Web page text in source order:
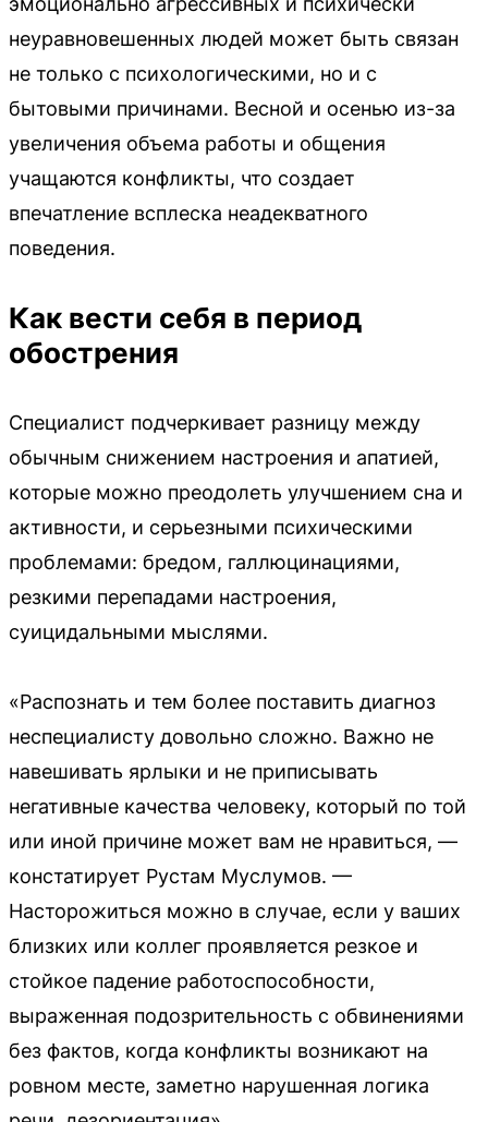
неуравновешенных людей может быть связан
не только с психологическими, но и с
бытовыми причинами. Весной и осенью из-за
увеличения объема работы и общения
учащаются конфликты, что создает
впечатление всплеска неадекватного
поведения.
Как вести себя в период
обострения
Специалист подчеркивает разницу между
обычным снижением настроения и апатией,
которые можно преодолеть улучшением сна и
активности, и серьезными психическими
проблемами: бредом, галлюцинациями,
резкими перепадами настроения,
суицидальными мыслями.
«Распознать и тем более поставить диагноз
неспециалисту довольно сложно. Важно не
навешивать ярлыки и не приписывать
негативные качества человеку, который по той
или иной причине может вам не нравиться, —
констатирует Рустам Муслумов. —
Насторожиться можно в случае, если у ваших
близких или коллег проявляется резкое и
стойкое падение работоспособности,
выраженная подозрительность с обвинениями
без фактов, когда конфликты возникают на
ровном месте, заметно нарушенная логика